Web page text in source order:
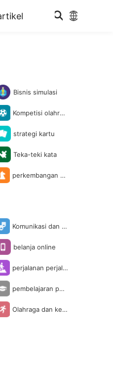
Bisnis simulasi
Kompetisi olahrag
strategi kartu
Teka-teki kata
perkembangan ci
Komunikasi dan s
belanja online
perjalanan perjala
pembelajaran pen
Olahraga dan kes